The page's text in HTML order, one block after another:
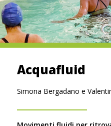
Acquafluid
Simona Bergadano e